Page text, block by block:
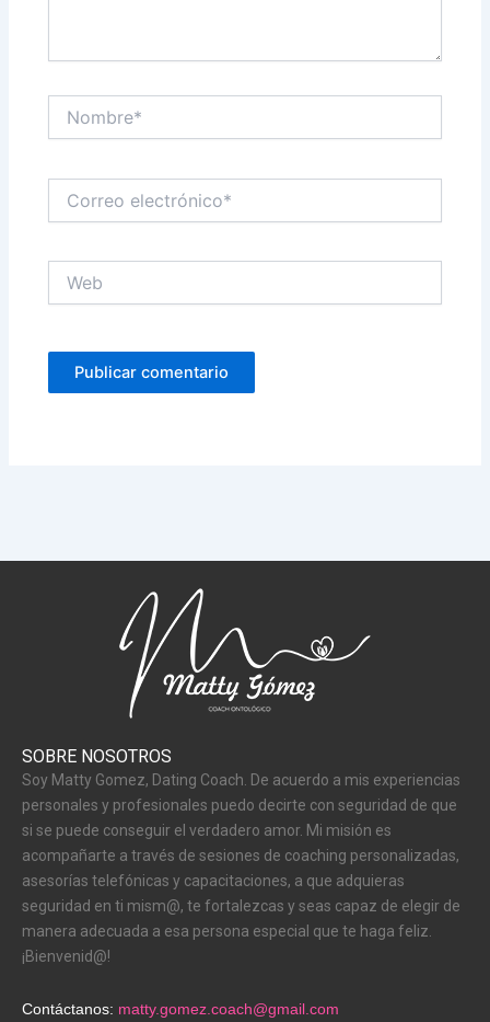
electrónico*
SOBRE NOSOTROS
Soy Matty Gomez, Dating Coach. De acuerdo a mis experiencias
personales y profesionales puedo decirte con seguridad de que
si se puede conseguir el verdadero amor. Mi misión es
acompañarte a través de sesiones de coaching personalizadas,
asesorías telefónicas y capacitaciones, a que adquieras
seguridad en ti mism@, te fortalezcas y seas capaz de elegir de
manera adecuada a esa persona especial que te haga feliz.
¡Bienvenid@!
Contáctanos: matty.gomez.coach@gmail.com